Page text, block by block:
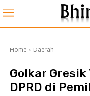
Home Daerah
Golkar
DPRD di